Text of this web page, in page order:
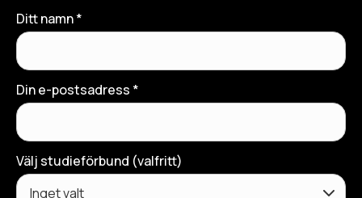
Ditt namn *
Din e-postsadress *
Välj studieförbund (valfritt)